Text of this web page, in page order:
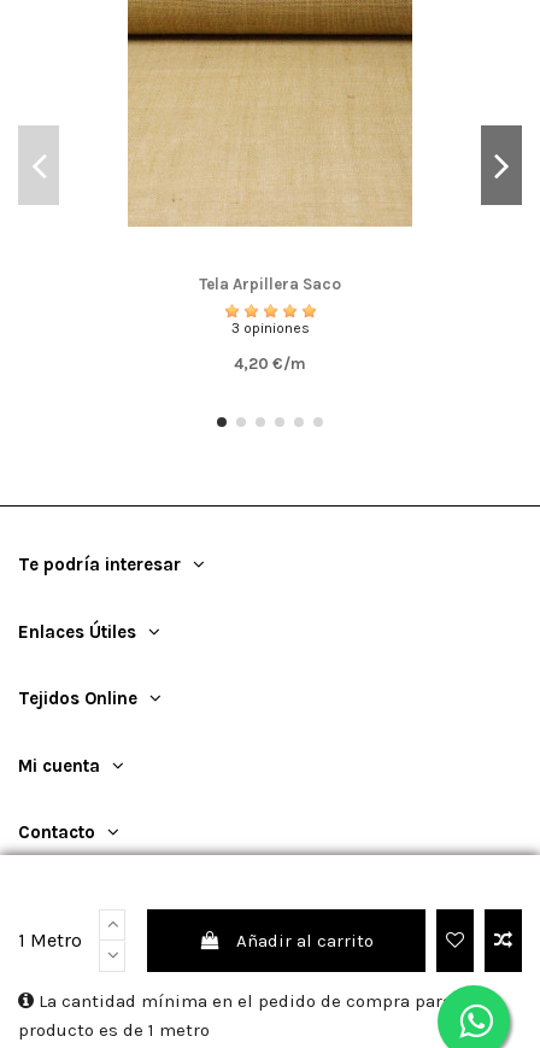
1 Metro Añadir al carrito
La cantidad mínima en el pedido de compra para el
producto es de 1 metro
Tela Arpillera Saco
3 opiniones
4,20 €/m
Te podría interesar
Enlaces Útiles
Tejidos Online
Mi cuenta
Contacto
©2026TejidosOnline